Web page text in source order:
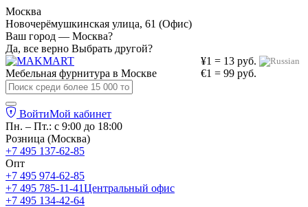
Москва
Новочерёмушкинская улица, 61 (Офис)
Ваш город — Москва?
Да, все верно Выбрать другой?
¥1 = 13 руб.
€1 = 99 руб.
Мебельная фурнитура в Москве
ВойтиМой кабинет
Пн. – Пт.: с 9:00 до 18:00
Розница (Москва)
+7 495 137-62-85
Опт
+7 495 974-62-85
+7 495 785-11-41Центральный офис
+7 495 134-42-64